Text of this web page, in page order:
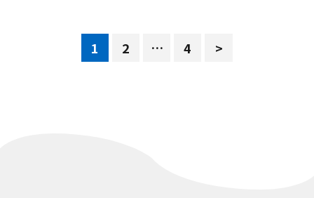
1 2 … 4 >